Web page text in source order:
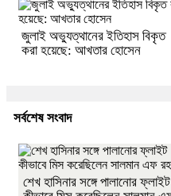
জুলাই অভ্যুত্থানের ইতিহাস বিকৃত
করা হয়েছে: আখতার হোসেন
সর্বশেষ সংবাদ
শেখ হাসিনার সঙ্গে পালানোর ফ্লাইট